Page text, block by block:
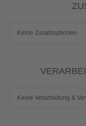
Keine Zusatzoptionen
Keine Verarbeitung &